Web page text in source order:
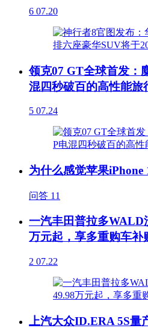
6 07.20
领克07 GT全球首发：
混四秒破百的高性能旅
5 07.24
为什么感觉苹果iPhone
问答 11
一汽丰田普拉多WALD
万元起，享多重购车补
2 07.22
上汽大众ID.ERA 5S量